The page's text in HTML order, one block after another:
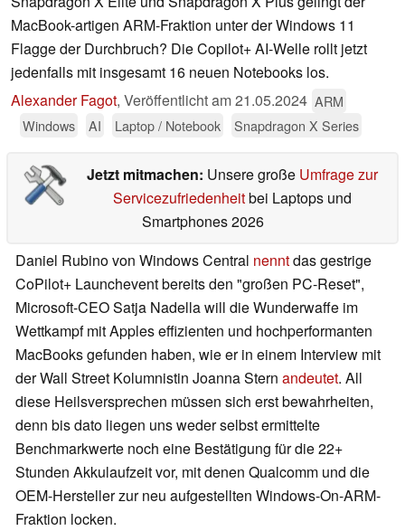
MacBook-artigen ARM-Fraktion unter der Windows 11
Flagge der Durchbruch? Die Copilot+ AI-Welle rollt jetzt
jedenfalls mit insgesamt 16 neuen Notebooks los.
Alexander Fagot, Veröffentlicht am21.05.2024 ARM
Windows
AI Laptop / Notebook Snapdragon X Series
Jetzt mitmachen: Unsere große Umfrage zur
Servicezufriedenheitbei Laptops und
Smartphones 2026
Daniel Rubino von Windows Central nenntdas gestrige
CoPilot+ Launchevent bereits den "großen PC-Reset",
Microsoft-CEO Satja Nadella will die Wunderwaffe im
Wettkampf mit Apples effizienten und hochperformanten
MacBooks gefunden haben, wie er in einem Interview mit
der Wall Street Kolumnistin Joanna Stern andeutet. All
diese Heilsversprechen müssen sich erst bewahrheiten,
denn bis dato liegen uns weder selbst ermittelte
Benchmarkwerte noch eine Bestätigung für die 22+
Stunden Akkulaufzeit vor, mit denen Qualcomm und die
OEM-Hersteller zur neu aufgestellten Windows-On-ARM-
Fraktion locken.